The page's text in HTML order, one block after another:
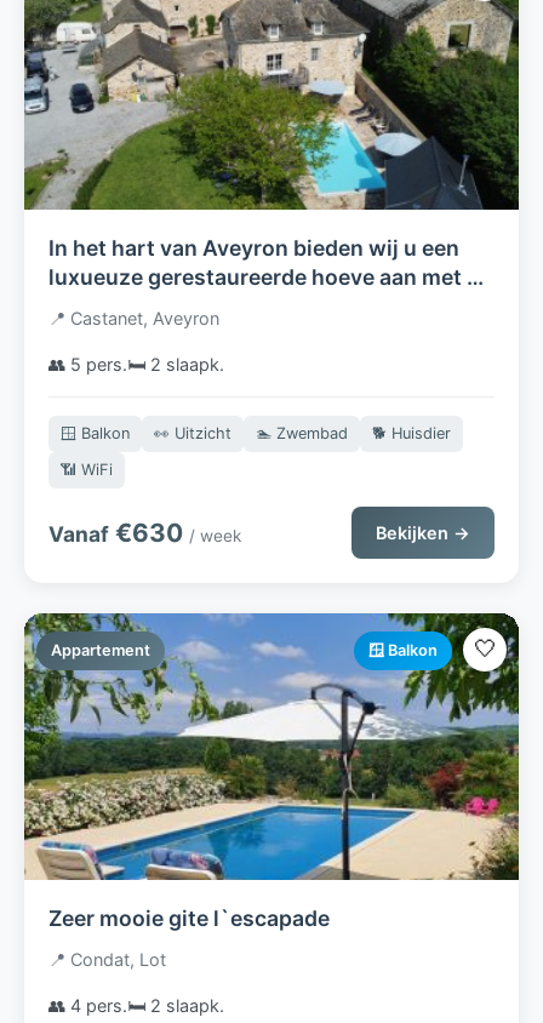
In het hart van Aveyron bieden wij u een
luxueuze gerestaureerde hoeve aan met 3
appartementen,verwarmd zwembad en
volledig ingerichte buitenkeuken
📍 Castanet, Aveyron
👥 5 pers.🛏️ 2 slaapk.
🪟 Balkon 👀 Uitzicht 🏊 Zwembad
🐕 Huisdier
📶 WiFi
Vanaf €630 / week Bekijken →
Appartement 🪟 Balkon 🤍
Zeer mooie gite l`escapade
📍 Condat, Lot
👥 4 pers.🛏️ 2 slaapk.